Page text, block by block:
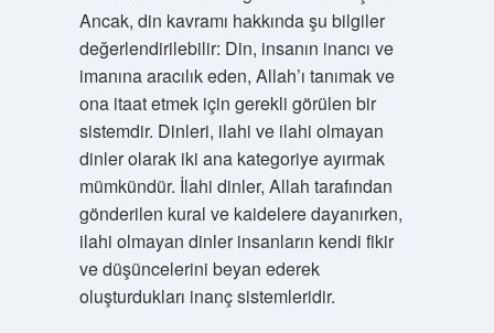
Ancak, din kavramı hakkında şu bilgiler
değerlendirilebilir: Din, insanın inancı ve
imanına aracılık eden, Allah’ı tanımak ve
ona itaat etmek için gerekli görülen bir
sistemdir. Dinleri, ilahi ve ilahi olmayan
dinler olarak iki ana kategoriye ayırmak
mümkündür. İlahi dinler, Allah tarafından
gönderilen kural ve kaidelere dayanırken,
ilahi olmayan dinler insanların kendi fikir
ve düşüncelerini beyan ederek
oluşturdukları inanç sistemleridir.